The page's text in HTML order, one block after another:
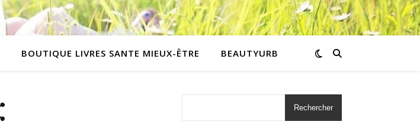
BOUTIQUE LIVRES SANTE MIEUX-ÊTRE BEAUTYURB
Rechercher